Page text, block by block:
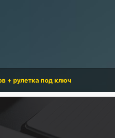
+ рулетка под ключ